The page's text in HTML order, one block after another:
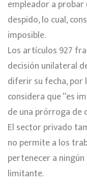
empleador a probar
despido, lo cual,
imposible.
Los artículos 927
decisión unilateral
diferir su fecha, por
considera que “es
de una prórroga de
El sector privado
no permite a los
pertenecer a
limitante.